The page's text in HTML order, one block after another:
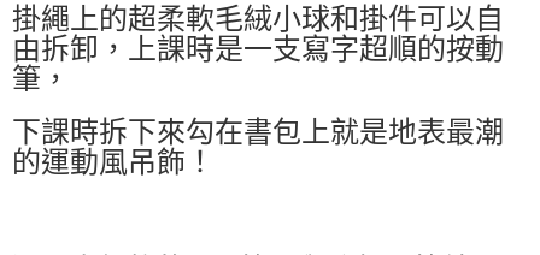
掛繩上的超柔軟毛絨小球和掛件可以自
由拆卸，上課時是一支寫字超順的按動
筆，
下課時拆下來勾在書包上就是地表最潮
的運動風吊飾！